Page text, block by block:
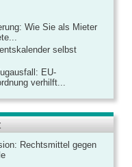
Wie Sie als Mieter
selbst
EU-
verhilft...
Rechtsmittel gegen